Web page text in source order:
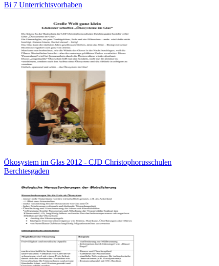
Bi 7 Unterrichtsvorhaben
Ökosystem im Glas 2012 - CJD Christophorusschulen
Berchtesgaden